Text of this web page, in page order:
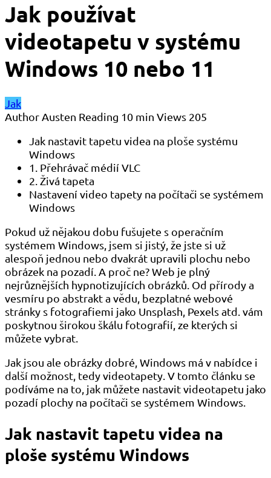
Jak používat
videotapetu v systému
Windows 10 nebo 11
Jak
AuthorAusten Reading 10 min Views 205
Jak nastavit tapetu videa na ploše systému
Windows
1. Přehrávač médií VLC
2. Živá tapeta
Nastavení video tapety na počítači se systémem
Windows
Pokud už nějakou dobu fušujete s operačním
systémem Windows, jsem si jistý, že jste si už
alespoň jednou nebo dvakrát upravili plochu nebo
obrázek na pozadí. A proč ne? Web je plný
nejrůznějších hypnotizujících obrázků. Od přírody a
vesmíru po abstrakt a vědu, bezplatné webové
stránky s fotografiemi jako Unsplash, Pexels atd. vám
poskytnou širokou škálu fotografií, ze kterých si
můžete vybrat.
Jak jsou ale obrázky dobré, Windows má v nabídce i
další možnost, tedy videotapety. V tomto článku se
podíváme na to, jak můžete nastavit videotapetu jako
pozadí plochy na počítači se systémem Windows.
Jak nastavit tapetu videa na
ploše systému Windows